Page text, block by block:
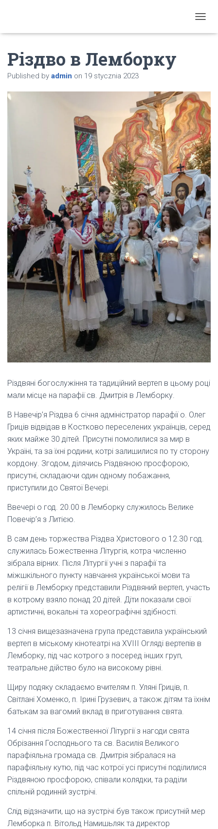
O
V
G
A
T
I
O
N
Різдво в Лемборку
Published by admin on 19 stycznia 2023
Різдвяні богослужіння та тадиційний вертеп в цьому році
мали місце на парафії св. Дмитрія в Лемборку.
В Навечір’я Різдва 6 січня адміністратор парафії о. Олег
Гриців відвідав в Костково переселених українців, серед
яких майже 30 дітей. Присутні помолилися за мир в
Україні, та за їхні родини, котрі залишилися по ту сторону
кордону. Згодом, ділячись Різдвяною просфорою,
присутні, складаючи один одному побажання,
приступили до Святої Вечері.
Ввечері о год. 20.00 в Лемборку служилось Велике
Повечір’я з Литією.
В сам день торжества Різдва Христового о 12.30 год.
служилась Божественна Літургія, котра численно
зібрала вірних. Після Літургії учні з парафії та
міжшкільного пункту навчання української мови та
релігії в Лемборку представили Різдвяний вертеп, участь
в котрому взяло понад 20 дітей. Діти показали свої
артистичні, вокальні та хореографічні здібності.
13 січня вищезазначена група представила український
вертеп в міському кінотеатрі на XVIII Огляді вертепів в
Лемборку, під час котрого з посеред інших груп,
театральне дійство було на високому рівні.
Щиру подяку складаємо вчителям п. Уляні Гриців, п.
Світлані Хоменко, п. Ірині Грузевич, а також дітям та їхнім
батькам за вагомий вклад в приготування свята.
14 січня після Божественної Літургії з нагоди свята
Обрізання Господнього та св. Василія Великого
парафіяльна громада св. Дмитрія зібралася на
парафіяльну кутю, під час котрої усі присутні поділилися
Різдвяною просфорою, співали колядки, та раділи
спільній родинній зустрічі.
Слід відзначити, що на зустрічі був також присутній мер
Лемборка п. Вітольд Намишьляк та директор